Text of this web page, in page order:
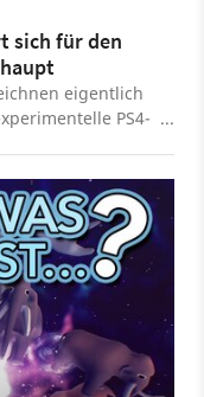
sich für den
eigentlich
PS4-